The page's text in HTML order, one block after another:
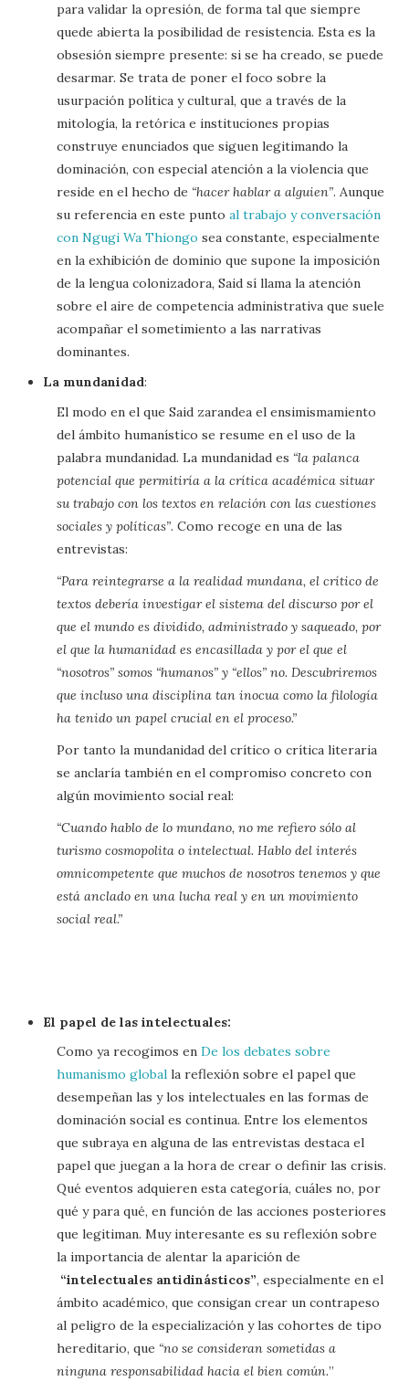
para validar la opresión, de forma tal que siempre
quede abierta la posibilidad de resistencia. Esta es la
obsesión siempre presente: si se ha creado, se puede
desarmar. Se trata de poner el foco sobre la
usurpación política y cultural, que a través de la
mitología, la retórica e instituciones propias
construye enunciados que siguen legitimando la
dominación, con especial atención a la violencia que
reside en el hecho de “hacer hablar a alguien”. Aunque
su referencia en este puntoal trabajo y conversación
con Ngugi Wa Thiongo sea constante, especialmente
en la exhibición de dominio que supone la imposición
de la lengua colonizadora, Said sí llama la atención
sobre el aire de competencia administrativa que suele
acompañar el sometimiento a las narrativas
dominantes.
La mundanidad:
El modo en el que Said zarandea el ensimismamiento
del ámbito humanístico se resume en el uso de la
palabra mundanidad. La mundanidad es “la palanca
potencial que permitiría a la crítica académica situar
su trabajo con los textos en relación con las cuestiones
sociales y políticas”. Como recoge en una de las
entrevistas:
“Para reintegrarse a la realidad mundana, el crítico de
textos debería investigar el sistema del discurso por el
que el mundo es dividido, administrado y saqueado, por
el que la humanidad es encasillada y por el que el
“nosotros” somos “humanos” y “ellos” no. Descubriremos
que incluso una disciplina tan inocua como la filología
ha tenido un papel crucial en el proceso.”
Por tanto la mundanidad del crítico o crítica literaria
se anclaría también en el compromiso concreto con
algún movimiento social real:
“Cuando hablo de lo mundano, no me refiero sólo al
turismo cosmopolita o intelectual. Hablo del interés
omnicompetente que muchos de nosotros tenemos y que
está anclado en una lucha real y en un movimiento
social real.”
El papel de las intelectuales:
Como ya recogimos enDe los debates sobre
humanismo global la reflexión sobre el papel que
desempeñan las y los intelectuales en las formas de
dominación social es continua. Entre los elementos
que subraya en alguna de las entrevistas destaca el
papel que juegan a la hora de crear o definir las crisis.
Qué eventos adquieren esta categoría, cuáles no, por
qué y para qué, en función de las acciones posteriores
que legitiman. Muy interesante es su reflexión sobre
la importancia de alentar la aparición de
“intelectuales antidinásticos”, especialmente en el
ámbito académico, que consigan crear un contrapeso
al peligro de la especialización y las cohortes de tipo
hereditario, que “no se consideran sometidas a
ninguna responsabilidad hacia el bien común.”